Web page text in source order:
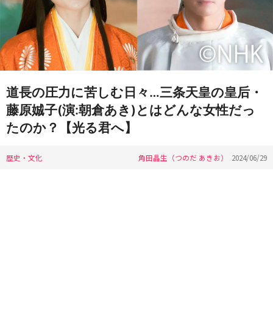
道長の圧力に苦しむ日々…三条天皇の皇后・
藤原娍子(演:朝倉あき)とはどんな女性だっ
たのか？【光る君へ】
歴史・文化 角田晶生（つのだ あきお） 2024/06/29